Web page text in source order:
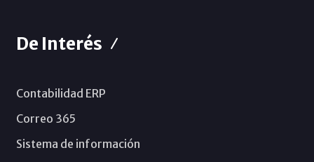
De Interés
Contabilidad ERP
Correo 365
Sistema de información